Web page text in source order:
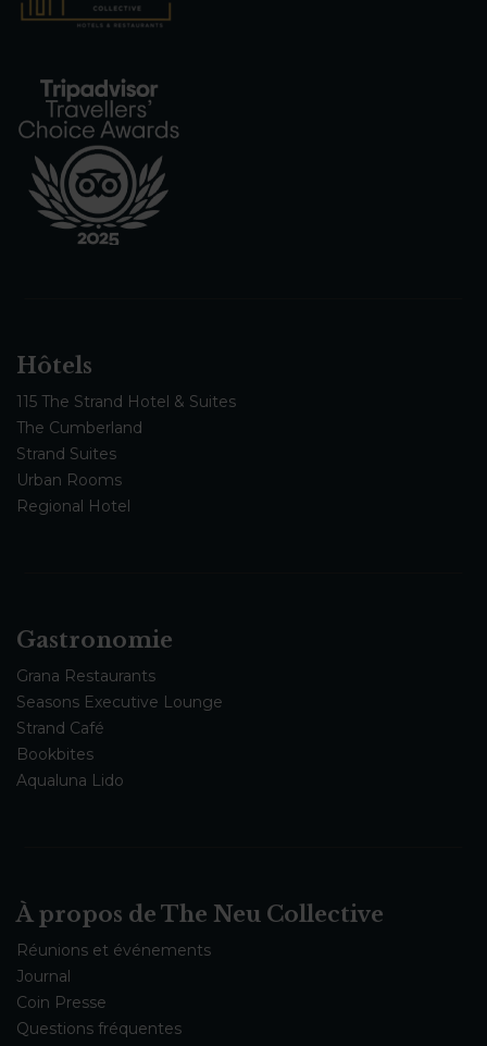
Hôtels
115 The Strand Hotel & Suites
The Cumberland
Strand Suites
Urban Rooms
Regional Hotel
Gastronomie
Grana Restaurants
Seasons Executive Lounge
Strand Café
Bookbites
Aqualuna Lido
À propos de The Neu Collective
Réunions et événements
Journal
Coin Presse
Questions fréquentes